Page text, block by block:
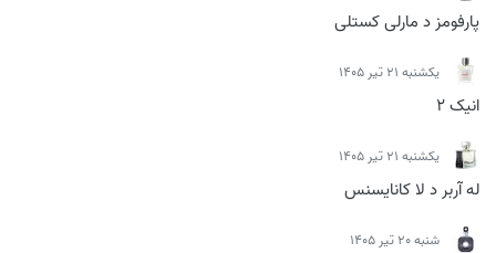
پارفومز د مارلی کستلی
يكشنبه 21 تیر 1405
انیک 2
يكشنبه 21 تیر 1405
له آربر د لا کانایسنس
شنبه 20 تیر 1405